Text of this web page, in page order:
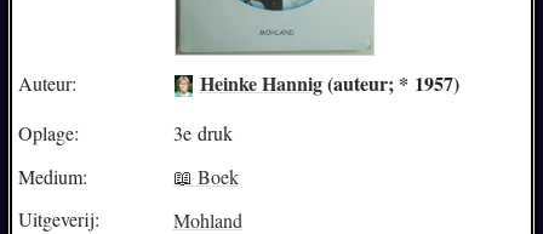
Auteur: Heinke Hannig(auteur; * 1957)
Oplage:
3e druk
Medium:
📖 Boek
Uitgeverij:
Mohland